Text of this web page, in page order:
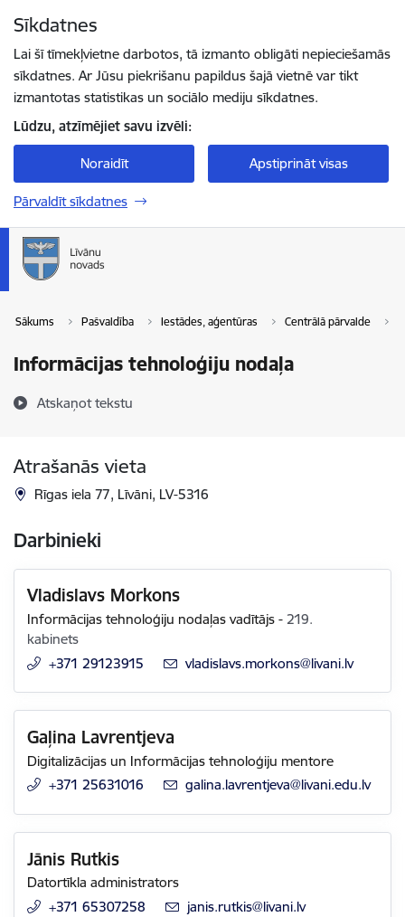
Sīkdatnes
Lai šī tīmekļvietne darbotos, tā izmanto obligāti nepieciešamās
sīkdatnes. Ar Jūsu piekrišanu papildus šajā vietnē var tikt
izmantotas statistikas un sociālo mediju sīkdatnes.
Lūdzu, atzīmējiet savu izvēli:
Noraidīt Apstiprināt visas
Pārvaldīt sīkdatnes
Sākums Pašvaldība Iestādes, aģentūras Centrālā pārvalde
Informācijas tehnoloģiju nodaļa
Atskaņot tekstu
Atrašanās vieta
Rīgas iela 77, Līvāni, LV-5316
Darbinieki
Vladislavs Morkons
Informācijas tehnoloģiju nodaļas vadītājs -219.
kabinets
+371 29123915
E-pasts:
vladislavs.morkons@livani.lv
Gaļina Lavrentjeva
Digitalizācijas un Informācijas tehnoloģiju mentore
+371 25631016
E-pasts:
galina.lavrentjeva@livani.edu.lv
Jānis Rutkis
Datortīkla administrators
+371 65307258
E-pasts:
janis.rutkis@livani.lv